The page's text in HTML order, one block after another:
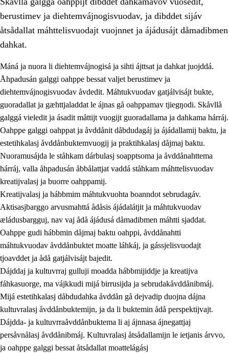
1. Åhpadusá árvvovuodo
1.1 Almasjárvvo
Identitiehtta ja kultuvralasj moattevuohta
1.3 Lájttális ájádallam ja estetihkalasj diedulasjvuohta
Dahkamávvo, berustibme ja diehtemvájnogisvuohta
1.5 Vieledus luonnduj ja birásdiedulasjvuohta
1.6 Demokratijja ja oassálasstem
berustimev ja diehtemvájnogisvuodav, ja dibddet sijáv
åtsådallat máhttelisvuodajt vuojnnet ja ájádusájt dåmadibmen
dahkat.
Máná ja nuora li diehtemvájnogisá ja sihti ájttsat ja dahkat juojddá.
Åhpadusán galggi oahppe bessat valjet berustimev ja
diehtemvájnogisvuodav åvdedit. Máhtukvuodav gatjálvisájt bukte,
guoradallat ja gæhttjaladdat le ájnas gå oahppamav tjiegŋodi. Skåvllå
galggá vieledit ja ásadit måttijt vuogijt guoradallama ja dahkama hárráj.
Oahppe galggi oahppat ja åvddånit dåbdudagáj ja ájádallamij baktu, ja
estetihkalasj åvddånbuktemvuogij ja praktihkalasj dåjmaj baktu.
Nuoramusájda le ståhkam dárbulasj soapptsoma ja åvddånahttema
hárráj, valla åhpadusán åbbålattjat vaddá ståhkam máhttelisvuodav
kreatijvalasj ja buorre oahppamij.
Kreatijvalasj ja hábbmim máhtukvuohta boanndot sebrudagáv.
Aktisasjbarggo arvusmahttá ådåsis ájádalátjit ja máhtukvuodav
æládusbargguj, nav vaj ådå ájádusá dåmadibmen máhtti sjaddat.
Oahppe gudi hábbmin dåjmaj baktu oahppi, åvddånahtti
máhtukvuodav åvddånbuktet moatte láhkáj, ja gássjelisvuodajt
tjoavddet ja ådå gatjálvisájt bajedit.
Dájddaj ja kultuvrraj gulluji moadda hábbmijiddje ja kreatijva
fáhkasuorge, ma vájkkudi mijá birrusijda ja sebrudakåvddånibmáj.
Mijá estetihkalasj dåbdudahka åvddån gå dejvadip duojna dájna
kultuvralasj åvddånbuktemijn, ja da li buktemin ådå perspektijvajt.
Dájdda- ja kultuvrraåvddånbuktema li aj ájnnasa ájnegattjaj
persåvnålasj åvddånibmáj. Kultuvralasj åtsådallamijn le ietjanis árvvo,
ja oahppe galggi bessat åtsådallat moattelágásj